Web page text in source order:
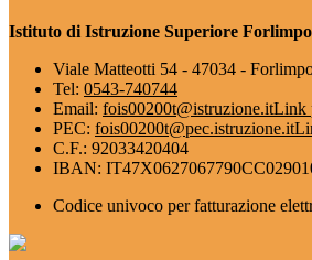
Istituto di Istruzione Superiore
Viale Matteotti 54 - 47034 -
Tel: 0543-740744
Email: fois00200t@istruzione.itLink
PEC: fois00200t@pec.istruzione.it
C.F.: 92033420404
IBAN:
Codice univoco per fatturazione